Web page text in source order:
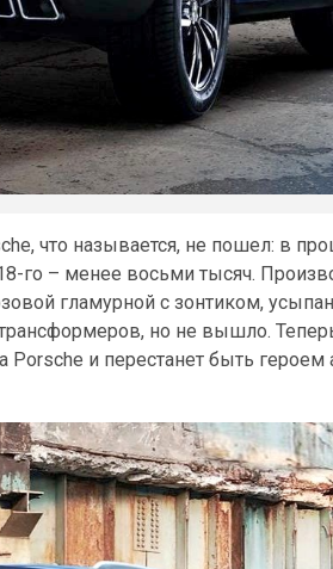
что называется, не пошел: в
го – менее восьми тысяч.
гламурной с зонтиком,
но не вышло.
Porsche и перестанет быть героем